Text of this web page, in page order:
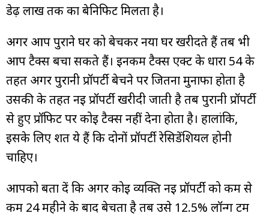
डेढ़ लाख तक का बेनिफिट मिलता है।
अगर आप पुराने घर को बेचकर नया घर खरीदते हैं तब भी
आप टैक्स बचा सकते हैं। इनकम टैक्स एक्ट के धारा 54 के
तहत अगर पुरानी प्रॉपर्टी बेचने पर जितना मुनाफा होता है
उसकी के तहत नई प्रॉपर्टी खरीदी जाती है तब पुरानी प्रॉपर्टी
से हुए प्रॉफिट पर कोई टैक्स नहीं देना होता है। हालांकि,
इसके लिए शर्त ये हैं कि दोनों प्रॉपर्टी रेसिडेंशियल होनी
चाहिए।
आपको बता दें कि अगर कोई व्यक्ति नई प्रॉपर्टी को कम से
कम 24 महीने के बाद बेचता है तब उसे 12.5% लॉन्ग टर्म